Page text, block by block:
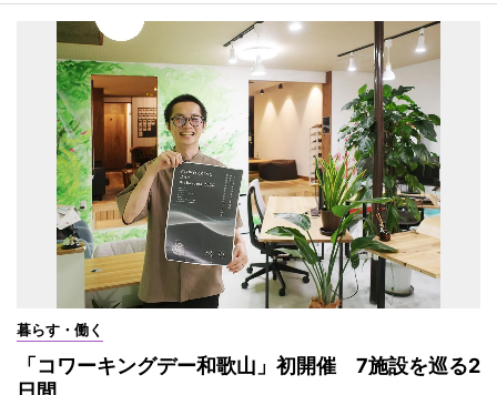
暮らす・働く
「コワーキングデー和歌山」初開催 7施設を巡る2